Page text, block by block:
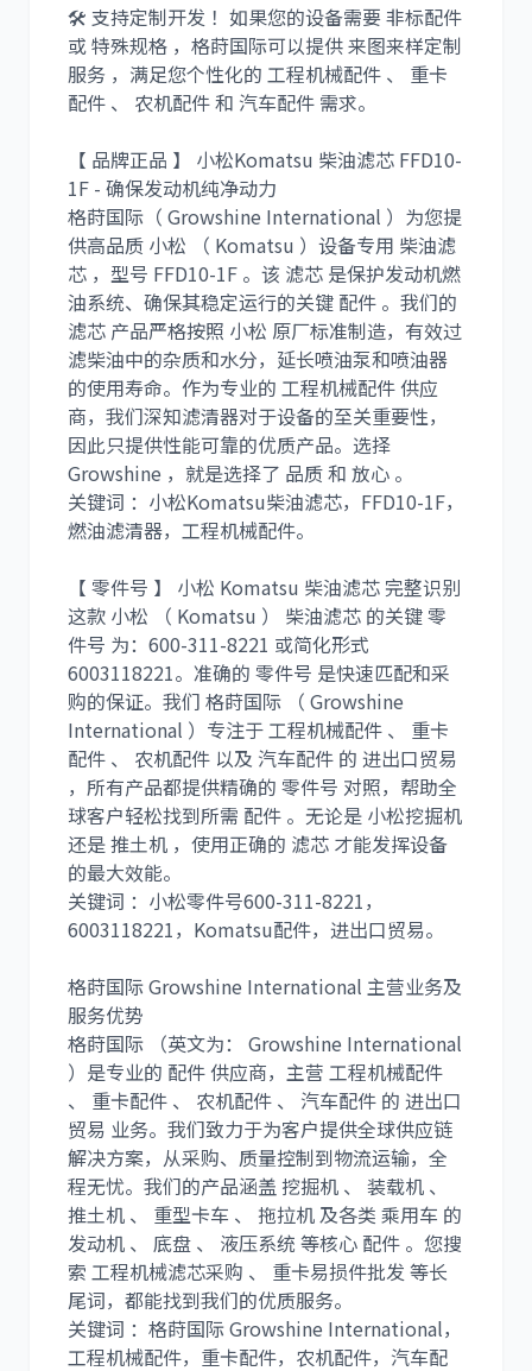
斗山
奔驰 加藤
卡尔玛 杰西博
大宇 丰田
约翰迪尔 徐工
利勃海尔 凯斯
山猫 上柴
潍柴 川崎
🛠️ 支持定制开发 ！如果您的设备需要 非标配件
或 特殊规格 ，格莳国际可以提供 来图来样定制
服务 ，满足您个性化的 工程机械配件 、 重卡
配件 、 农机配件 和 汽车配件 需求。
【 品牌正品 】 小松Komatsu 柴油滤芯 FFD10-
1F - 确保发动机纯净动力
格莳国际（ Growshine International ）为您提
供高品质 小松 （ Komatsu ）设备专用 柴油滤
芯 ，型号 FFD10-1F 。该 滤芯 是保护发动机燃
油系统、确保其稳定运行的关键 配件 。我们的
滤芯 产品严格按照 小松 原厂标准制造，有效过
滤柴油中的杂质和水分，延长喷油泵和喷油器
的使用寿命。作为专业的 工程机械配件 供应
商，我们深知滤清器对于设备的至关重要性，
因此只提供性能可靠的优质产品。选择
Growshine ，就是选择了 品质 和 放心 。
关键词 ：小松Komatsu柴油滤芯，FFD10-1F，
燃油滤清器，工程机械配件。
【 零件号 】 小松 Komatsu 柴油滤芯 完整识别
这款 小松 （ Komatsu ） 柴油滤芯 的关键 零
件号 为： 600-311-8221 或简化形式
6003118221。准确的 零件号 是快速匹配和采
购的保证。我们 格莳国际 （ Growshine
International ）专注于 工程机械配件 、 重卡
配件 、 农机配件 以及 汽车配件 的 进出口贸易
，所有产品都提供精确的 零件号 对照，帮助全
球客户轻松找到所需 配件 。无论是 小松挖掘机
还是 推土机 ，使用正确的 滤芯 才能发挥设备
的最大效能。
关键词 ：小松零件号600-311-8221，
6003118221，Komatsu配件，进出口贸易。
格莳国际 Growshine International 主营业务及
服务优势
格莳国际 （英文为： Growshine International
）是专业的 配件 供应商，主营 工程机械配件
、 重卡配件 、 农机配件 、 汽车配件 的 进出口
贸易 业务。我们致力于为客户提供全球供应链
解决方案，从采购、质量控制到物流运输，全
程无忧。我们的产品涵盖 挖掘机 、 装载机 、
推土机 、 重型卡车 、 拖拉机 及各类 乘用车 的
发动机 、 底盘 、 液压系统 等核心 配件 。您搜
索 工程机械滤芯采购 、 重卡易损件批发 等长
尾词，都能找到我们的优质服务。
关键词 ：格莳国际 Growshine International，
工程机械配件，重卡配件，农机配件，汽车配